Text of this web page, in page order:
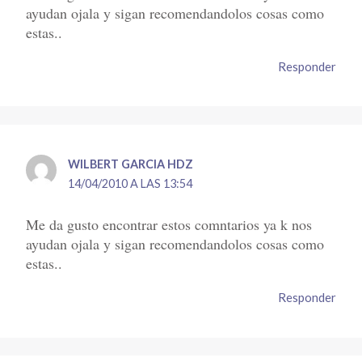
ayudan ojala y sigan recomendandolos cosas como
estas..
Responder
WILBERT GARCIA HDZ
14/04/2010 A LAS 13:54
Me da gusto encontrar estos comntarios ya k nos
ayudan ojala y sigan recomendandolos cosas como
estas..
Responder